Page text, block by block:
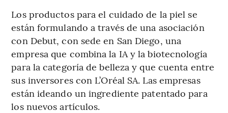
Los productos para el cuidado de la piel se
están formulando a través de una asociación
con Debut, con sede en San Diego, una
empresa que combina la IA y la biotecnología
para la categoría de belleza y que cuenta entre
sus inversores con L’Oréal SA. Las empresas
están ideando un ingrediente patentado para
los nuevos artículos.